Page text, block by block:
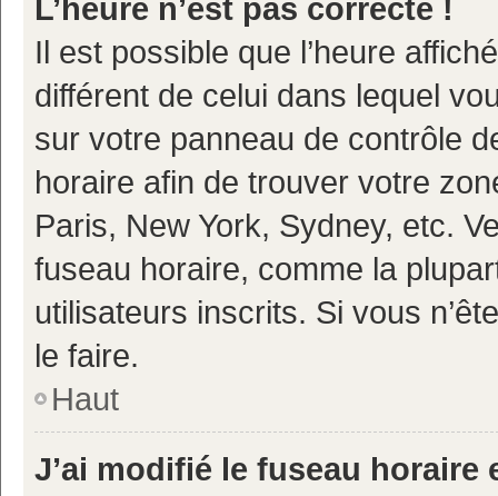
L’heure n’est pas correcte !
Il est possible que l’heure
différent de celui dans lequel
sur votre panneau de contrôle
horaire afin de trouver votre
Paris, New York, Sydney, etc.
fuseau horaire, comme la
utilisateurs inscrits. Si vous
le faire.
Haut
J’ai modifié le fuseau horaire